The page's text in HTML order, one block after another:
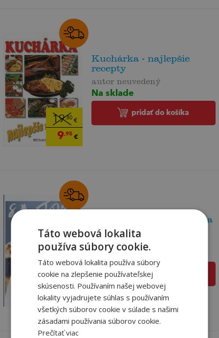
19,80€
9,95€
Kuchárka - najlepšie
recepty
autor neuvedený
Na sklade
pridať do košíka
11
2 ,50€
S Anetou a Janicou Čo na
srdci, to na...
Na sklade
pridať do košíka
Táto webová lokalita
používa súbory cookie.
Táto webová lokalita používa súbory
cookie na zlepšenie používateľskej
skúsenosti. Používaním našej webovej
lokality vyjadrujete súhlas s používaním
všetkých súborov cookie v súlade s našimi
zásadami používania súborov cookie.
Prečítať viac